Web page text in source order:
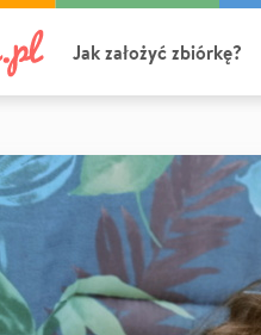
Jak założyć zbiórkę?